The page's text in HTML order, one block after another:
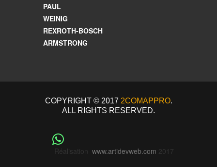
PAUL
WEINIG
REXROTH-BOSCH
ARMSTRONG
COPYRIGHT © 2017 2COMAPPRO.
ALL RIGHTS RESERVED.
Réalisation www.artidevweb.com 2017